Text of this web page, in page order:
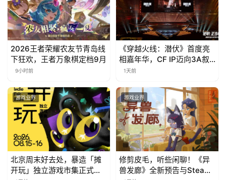
2026王者荣耀农友节青岛线
下狂欢，王者万象棋定档9月
9小时前
《穿越火线：潜伏》首度亮
相嘉年华，CF IP迈向3A叙
事新高度
1天前
游戏业界
北京周末好去处，暴造「摊
开玩」独立游戏市集正式开
游戏业界
修剪皮毛，听些闲聊！《异
兽发廊》全新预告与Steam